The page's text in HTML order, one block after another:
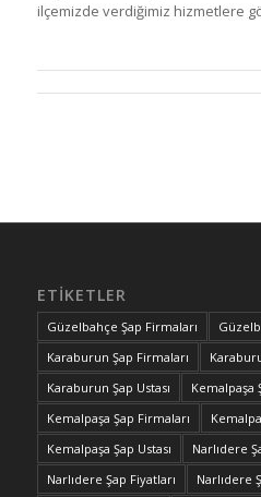
ilçemizde verdiğimiz hizmetlere
ETIKETLER
Güzelbahçe Şap Firmaları
Karaburun Şap Firmaları
Karaburun Şap Ustası
Kemalpaşa
Kemalpaşa Şap Firmaları
Kemalpaşa Şap Ustası
Narlıdere
Narlıdere Şap Fiyatları
Narlıdere